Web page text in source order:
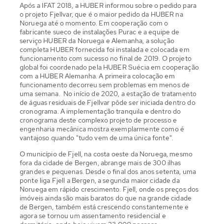
Após a IFAT 2018, a HUBER informou sobre o pedido para
o projeto Fjellvar, que é o maior pedido da HUBER na
Noruega até o momento. Em cooperação com o
fabricante sueco de instalações Purac e a equipe de
serviço HUBER da Noruega e Alemanha, a solução
completa HUBER fornecida foi instalada e colocada em
funcionamento com sucesso no final de 2019. O projeto
global foi coordenado pela HUBER Suécia em cooperação
com a HUBER Alemanha. A primeira colocação em
funcionamento decorreu sem problemas em menos de
uma semana. No início de 2020, a estação de tratamento
de águas residuais de Fjellvar pôde ser iniciada dentro do
cronograma. A implementação tranquila e dentro do
cronograma deste complexo projeto de processo e
engenharia mecânica mostra exemplarmente como é
vantajoso quando "tudo vem de uma única fonte".
O município de Fjell, na costa oeste da Noruega, mesmo
fora da cidade de Bergen, abrange mais de 300 ilhas
grandes e pequenas. Desde o final dos anos setenta, uma
ponte liga Fjell a Bergen, a segunda maior cidade da
Noruega em rápido crescimento. Fjell, onde os preços dos
imóveis ainda são mais baratos do que na grande cidade
de Bergen, também está crescendo constantemente e
agora se tornou um assentamento residencial e